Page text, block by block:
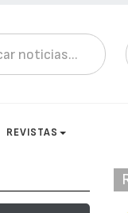
REVISTAS